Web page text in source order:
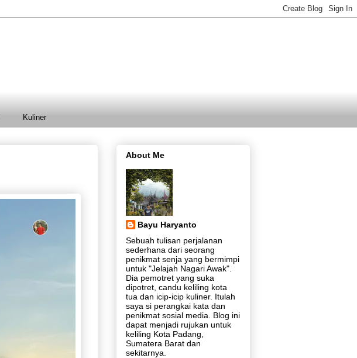
Kuliner
About Me
Bayu Haryanto
Sebuah tulisan perjalanan
sederhana dari seorang
penikmat senja yang bermimpi
untuk "Jelajah Nagari Awak".
Dia pemotret yang suka
dipotret, candu keliling kota
tua dan icip-icip kuliner. Itulah
saya si perangkai kata dan
penikmat sosial media. Blog ini
dapat menjadi rujukan untuk
keliling Kota Padang,
Sumatera Barat dan
sekitarnya.